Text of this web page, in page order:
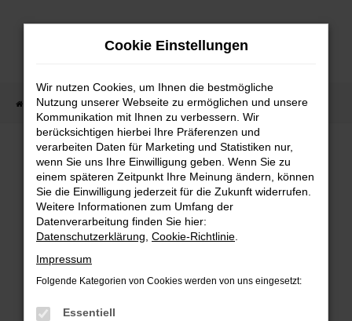
Zum
Startseite Fahrzeugangebote Fahrzeugbestand
FEHLER: NETWORK ERROR
Beim Laden ist ein Fehler aufgetreten.
Hier sind ein paar Tipps, die dir helfen können:
Überprüfe deine Firewall und deine
Laden andere Webseiten, zum Beispiel deine
Suchmaschine?
Cookie Einstellungen
Wir nutzen Cookies, um Ihnen die bestmögliche
Nutzung unserer Webseite zu ermöglichen und unsere
Kommunikation mit Ihnen zu verbessern. Wir
berücksichtigen hierbei Ihre Präferenzen und
verarbeiten Daten für Marketing und Statistiken nur,
wenn Sie uns Ihre Einwilligung geben. Wenn Sie zu
einem späteren Zeitpunkt Ihre Meinung ändern, können
Sie die Einwilligung jederzeit für die Zukunft widerrufen.
Weitere Informationen zum Umfang der
Datenverarbeitung finden Sie hier:
Datenschutzerklärung Cookie-Richtlinie
Impressum
Folgende Kategorien von Cookies werden von uns eingesetzt:
Essentiell